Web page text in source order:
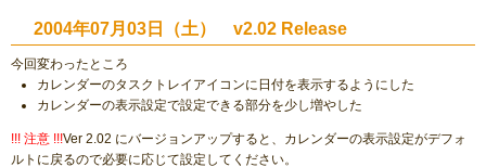
2004年07月03日（土） v2.02 Release
今回変わったところ
カレンダーのタスクトレイアイコンに日付を表示するようにした
カレンダーの表示設定で設定できる部分を少し増やした
!!! 注意 !!!Ver 2.02 にバージョンアップすると、カレンダーの表示設定がデフォ
ルトに戻るので必要に応じて設定してください。